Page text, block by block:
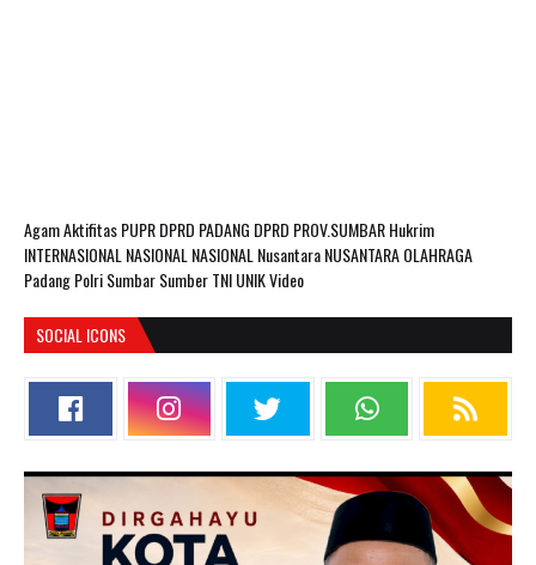
AgamAktifitas PUPRDPRD PADANG DPRD PROV.SUMBARHukrim
INTERNASIONAL NASIONAL NASIONAL NusantaraNUSANTARAOLAHRAGA
PadangPolriSumbarSumberTNIUNIKVideo
SOCIAL ICONS